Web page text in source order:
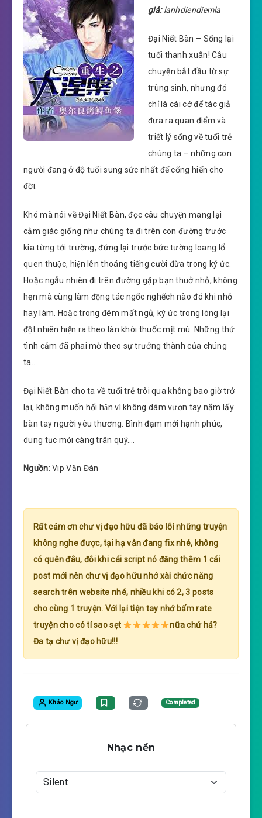
giả:lanhdiendiemla
Đại Niết Bàn – Sống lại
tuổi thanh xuân! Câu
chuyện bắt đầu từ sự
trùng sinh, nhưng đó
chỉ là cái cớ để tác giả
đưa ra quan điểm và
triết lý sống về tuổi trẻ
chúng ta – những con
người đang ở độ tuổi sung sức nhất để cống hiến cho
đời.
Khó mà nói về Đại Niết Bàn, đọc câu chuyện mang lại
cảm giác giống như chúng ta đi trên con đường trước
kia từng tới trường, đứng lại trước bức tường loang lổ
quen thuộc, hiện lên thoáng tiếng cười đừa trong ký ức.
Hoặc ngẫu nhiên đi trên đường gặp bạn thuở nhỏ, không
hẹn mà cùng làm động tác ngốc nghếch nào đó khi nhỏ
hay làm. Hoặc trong đêm mất ngủ, ký ức trong lòng lại
đột nhiên hiện ra theo làn khói thuốc mịt mù. Những thứ
tình cảm đã phai mờ theo sự trưởng thành của chúng
ta…
Đại Niết Bàn cho ta về tuổi trẻ trôi qua không bao giờ trở
lại, không muốn hối hận vì không dám vươn tay nắm lấy
bàn tay người yêu thương. Bình đạm mới hạnh phúc,
dung tục mới càng trân quý….
Nguồn: Vip Văn Đàn
Rất cảm ơn chư vị đạo hữu đã báo lỗi những truyện
không nghe được, tại hạ vẫn đang fix nhé, không
có quên đâu, đôi khi cái script nó đăng thêm 1 cái
post mới nên chư vị đạo hữu nhớ xài chức năng
search trên website nhé, nhiều khi có 2, 3 posts
cho cùng 1 truyện. Với lại tiện tay nhớ bấm rate
truyện cho có tí sao sẹt
nữa chứ hả?
Đa tạ chư vị đạo hữu!!!
Khảo Ngư Completed
Nhạc nền